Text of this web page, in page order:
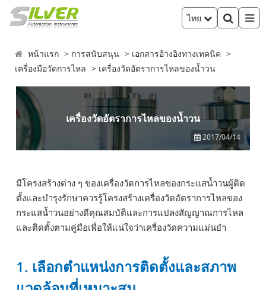
ไทย
หน้าแรก การสนับสนุน
เอกสารอ้างอิงทางเทคนิค
เครื่องมือวัดการไหล
เครื่องวัดอัตราการไหลของน้ำวน
เครื่องวัดอัตราการไหลของน้ำวน
2017/04/14
มีโครงสร้างต่าง ๆ ของเครื่องวัดการไหลของกระแสน้ำวนผู้ติด
ตั้งและบำรุงรักษาควรรู้โครงสร้างเครื่องวัดอัตราการไหลของ
กระแสน้ำวนอย่างดีคุณสมบัติและการแปลงสัญญาณการไหล
และติดตั้งตามคู่มือเพื่อให้แน่ใจว่าเครื่องวัดความแม่นยำ
1. เลือกตำแหน่งการติดตั้งและสภาพ